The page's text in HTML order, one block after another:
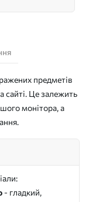
предметів
сайті. Це залежить
монітора, а
- гладкий,